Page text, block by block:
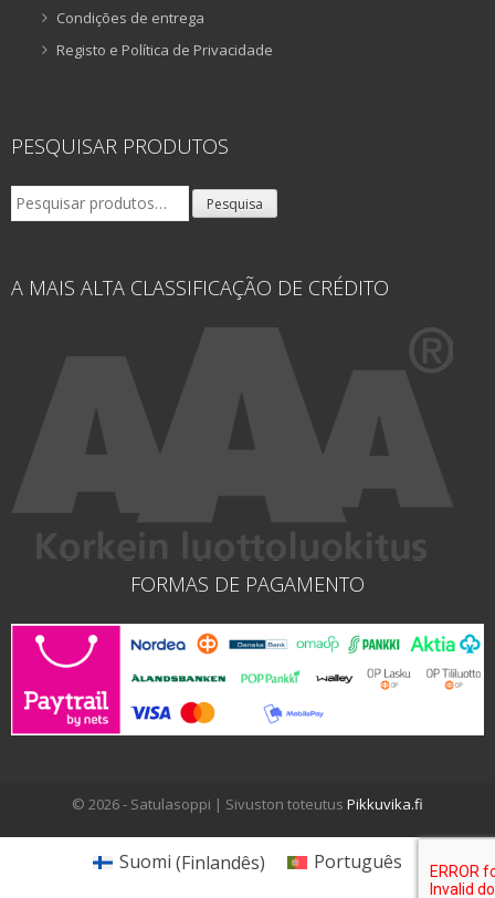
Condições de entrega
Registo e Política de Privacidade
PESQUISAR PRODUTOS
Pesquisar
por:
Pesquisa
A MAIS ALTA CLASSIFICAÇÃO DE CRÉDITO
FORMAS DE PAGAMENTO
© 2026 - Satulasoppi | Sivuston toteutus Pikkuvika.fi
Suomi (Finlandês) Português